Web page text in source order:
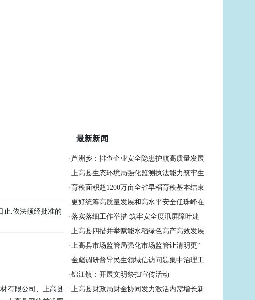
止.依法须经批准的
有限公司、上高县
最新新闻
·芦洲乡：排查企业安全隐患护航高质量发展
·上高县生态环境局强化监测执法能力筑牢生
·育秧面积超1200万亩全省早稻育秧基本结束
· 更好统筹高质量发展和高水平安全任珠峰在
·落实落细工作举措 筑牢安全度汛屏障叶建
·上高县四措并举赋能水稻绿色高产高效发展
·上高县市场监管局强化市场监管让清明更“
·金彪调研督导民生领域信访问题集中治理工
·锦江镇：开展文明祭扫宣传活动
·上高县财政局财金协同发力激活内需增长新